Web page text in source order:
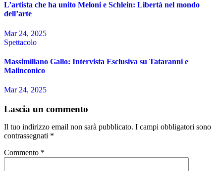
L’artista che ha unito Meloni e Schlein: Libertà nel mondo
dell’arte
Mar 24, 2025
Spettacolo
Massimiliano Gallo: Intervista Esclusiva su Tataranni e
Malinconico
Mar 24, 2025
Lascia un commento
Il tuo indirizzo email non sarà pubblicato. I campi obbligatori sono
contrassegnati *
Commento *